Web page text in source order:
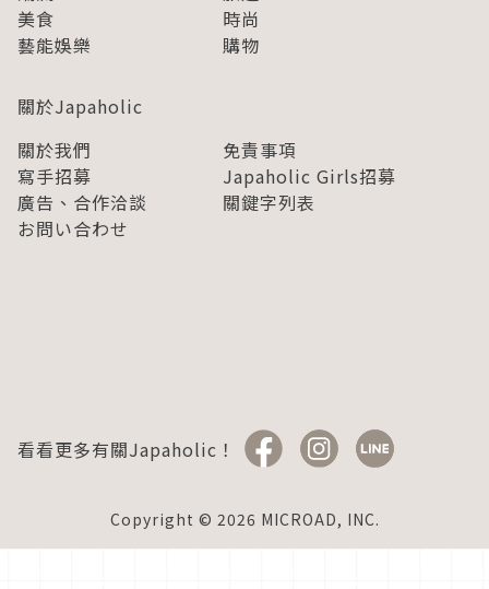
美食
時尚
藝能娛樂
購物
關於Japaholic
關於我們
免責事項
寫手招募
Japaholic Girls招募
廣告、合作洽談
關鍵字列表
お問い合わせ
看看更多有關Japaholic！
Copyright © 2026 MICROAD, INC.